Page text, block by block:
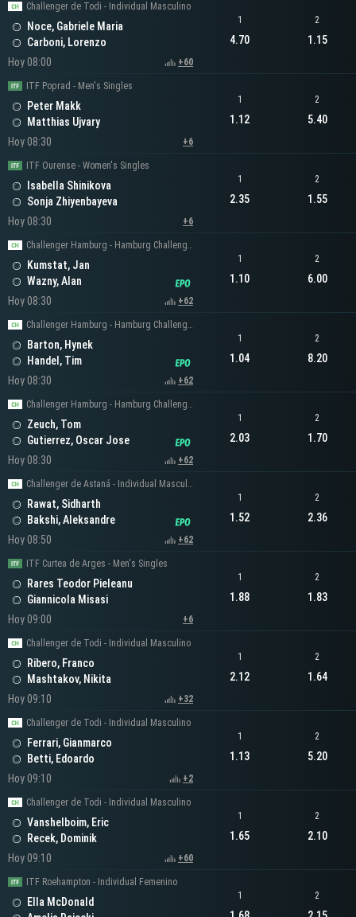
Challenger de Todi - Individual Masculino
Noce, Gabriele Maria
Carboni, Lorenzo
Hoy 08:00
+60
1
4.70
2
1.15
ITF Poprad - Men's Singles
Peter Makk
Matthias Ujvary
Hoy 08:30
+6
1
1.12
2
5.40
ITF Ourense - Women's Singles
Isabella Shinikova
Sonja Zhiyenbayeva
Hoy 08:30
+6
1
2.35
2
1.55
Challenger Hamburg - Hamburg Challenger Men's Singles
Kumstat, Jan
Wazny, Alan
Hoy 08:30
+62
1
1.10
2
6.00
Challenger Hamburg - Hamburg Challenger Men's Singles
Barton, Hynek
Handel, Tim
Hoy 08:30
+62
1
1.04
2
8.20
Challenger Hamburg - Hamburg Challenger Men's Singles
Zeuch, Tom
Gutierrez, Oscar Jose
Hoy 08:30
+62
1
2.03
2
1.70
Challenger de Astaná - Individual Masculino
Rawat, Sidharth
Bakshi, Aleksandre
Hoy 08:50
+62
1
1.52
2
2.36
ITF Curtea de Arges - Men's Singles
Rares Teodor Pieleanu
Giannicola Misasi
Hoy 09:00
+6
1
1.88
2
1.83
Challenger de Todi - Individual Masculino
Ribero, Franco
Mashtakov, Nikita
Hoy 09:10
+32
1
2.12
2
1.64
Challenger de Todi - Individual Masculino
Ferrari, Gianmarco
Betti, Edoardo
Hoy 09:10
+2
1
1.13
2
5.20
Challenger de Todi - Individual Masculino
Vanshelboim, Eric
Recek, Dominik
Hoy 09:10
+60
1
1.65
2
2.10
ITF Roehampton - Individual Femenino
Ella McDonald
1 2